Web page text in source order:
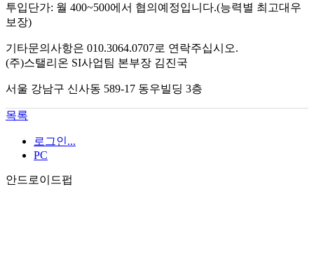
투입단가: 월 400~500에서 협의예정입니다.(능력별 최고대우
보장)
기타문의사항은 010.3064.0707로 연락주십시오.
(주)스탤리온 SI사업팀 본부장 김진국
서울 강남구 신사동 589-17 동우빌딩 3층
목록
로그인...
PC
안드로이드펍